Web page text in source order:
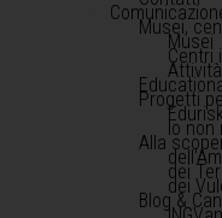
Musei,
Musei
Centri
Progetti
Edurisk
Io non
Alla
dei
dei
Blog &